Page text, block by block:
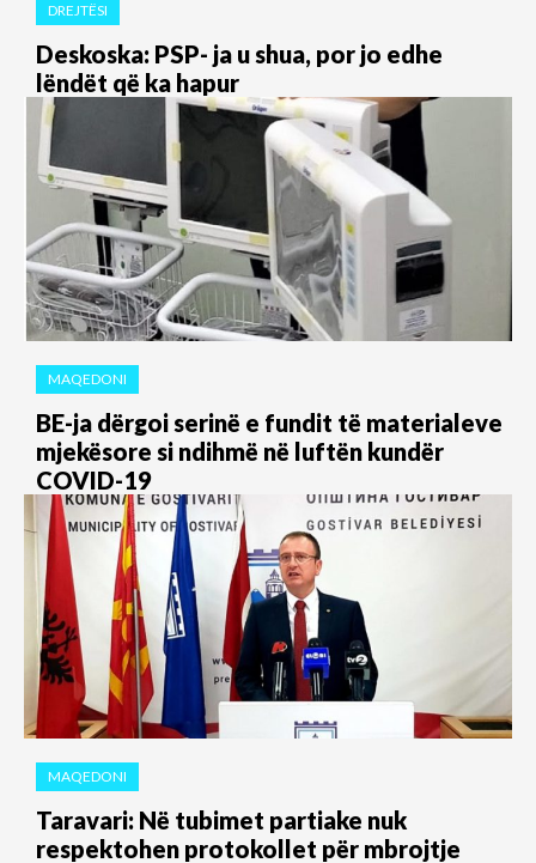
DREJTËSI
Deskoska: PSP- ja u shua, por jo edhe
lëndët që ka hapur
MAQEDONI
BE-ja dërgoi serinë e fundit të materialeve
mjekësore si ndihmë në luftën kundër
COVID-19
MAQEDONI
Taravari: Në tubimet partiake nuk
respektohen protokollet për mbrojtje